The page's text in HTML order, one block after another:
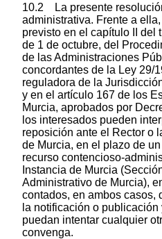
10.2 La presente
administrativa. Frente a
previsto en el capítulo II del
de 1 de octubre, del
de las Administraciones
concordantes de la Ley 29/
reguladora de la
y en el artículo 167 de los
Murcia, aprobados por
los interesados pueden
reposición ante el Rector o
de Murcia, en el plazo de
recurso contencioso-
Instancia de Murcia
Administrativo de Murcia),
contados, en ambos casos,
la notificación o
puedan intentar cualquier
convenga.